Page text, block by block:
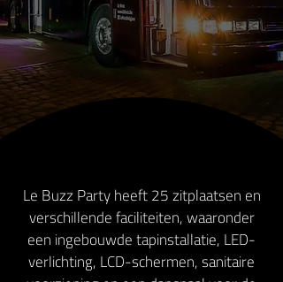
Le Buzz Party heeft 25 zitplaatsen en
verschillende faciliteiten, waaronder
een ingebouwde tapinstallatie, LED-
verlichting, LCD-schermen, sanitaire